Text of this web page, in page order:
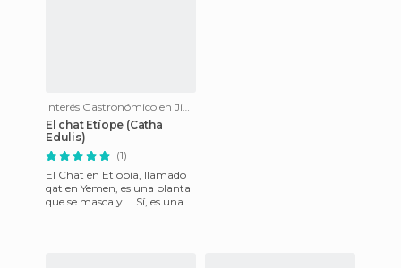
Interés Gastronómico en Jinka
El chat Etíope (Catha
Edulis)
(1)
El Chat en Etiopía, llamado
qat en Yemen, es una planta
que se masca y ... Sí, es una